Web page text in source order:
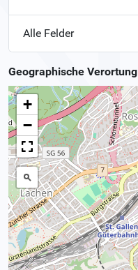
Alle Felder
Geographische Verortung
+
−